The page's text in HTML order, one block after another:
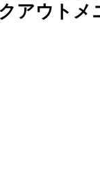
アウト